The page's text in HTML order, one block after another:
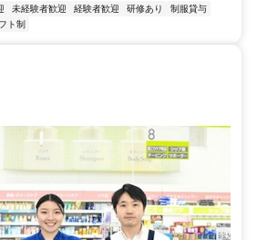
未経験者歓迎 経験者歓迎 研修あり
制服貸与
ト制